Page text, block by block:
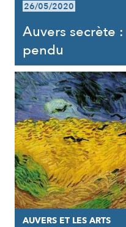
26/05/2020
Auvers secrète
pendu
AUVERS ET LES ARTS